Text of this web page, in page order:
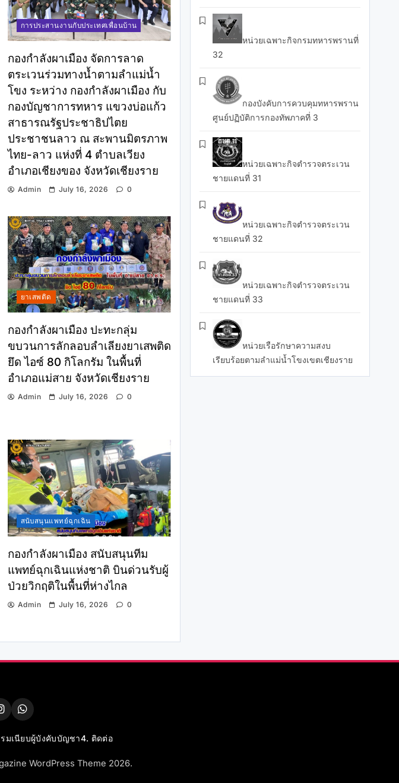
การประสานงานกับประเทศเพื่อนบ้าน
กองกำลังผาเมือง จัดการลาด
ตระเวนร่วมทางน้ำตามลำแม่น้ำ
โขง ระหว่าง กองกำลังผาเมือง กับ
กองบัญชาการทหาร แขวงบ่อแก้ว
สาธารณรัฐประชาธิปไตย
ประชาชนลาว ณ สะพานมิตรภาพ
ไทย-ลาว แห่งที่ 4 ตำบลเวียง
อำเภอเชียงของ จังหวัดเชียงราย
Admin July 16, 2026 0
ยาเสพติด
กองกำลังผาเมือง ปะทะกลุ่ม
ขบวนการลักลอบลำเลียงยาเสพติด
ยึด ไอซ์ 80 กิโลกรัม ในพื้นที่
อำเภอแม่สาย จังหวัดเชียงราย
Admin July 16, 2026 0
สนับสนุนแพทย์ฉุกเฉิน
กองกำลังผาเมือง สนับสนุนทีม
แพทย์ฉุกเฉินแห่งชาติ บินด่วนรับผู้
ป่วยวิกฤติในพื้นที่ห่างไกล
Admin July 16, 2026 0
หน่วยเฉพาะกิจกรมทหารพรานที่
32
กองบังคับการควบคุมทหารพราน
ศูนย์ปฏิบัติการกองทัพภาคที่ 3
หน่วยเฉพาะกิจตำรวจตระเวน
ชายแดนที่ 31
หน่วยเฉพาะกิจตำรวจตระเวน
ชายแดนที่ 32
หน่วยเฉพาะกิจตำรวจตระเวน
ชายแดนที่ 33
หน่วยเรือรักษาความสงบ
เรียบร้อยตามลำแม่น้ำโขงเขตเชียงราย
มเนียบผู้บังคับบัญชา4. ติดต่อ
WordPress Theme 2026.